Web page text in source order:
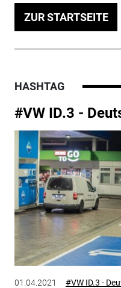
ZUR STARTSEITE
HASHTAG
#VW ID.3 -
01.04.2021 #VW ID.3 -